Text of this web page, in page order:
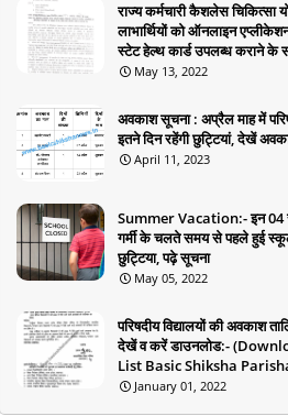
राज्य कर्मचारी कैशलेस चिकित्सा
लाभार्थियों को ऑनलाइन
स्टेट हेल्थ कार्ड उपलब्ध कराने के
May 13, 2022
अवकाश सूचना : अप्रैल माह में
इतने दिन रहेंगी छुट्टियां, देखें
April 11, 2023
Summer Vacation:- इन 04
गर्मी के चलते समय से पहले हुई
छुट्टिया, पढ़े सूचना
May 05, 2022
परिषदीय विद्यालयों की अवकाश
देखें व करें डाउनलोड:-
List Basic Shiksha
January 01, 2022